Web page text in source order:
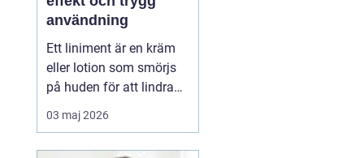
användning
Ett liniment är en kräm
eller lotion som smörjs
på huden för att lindra
muskelvärk, stelhet och
ibland också ledbesvär.
03 maj 2026